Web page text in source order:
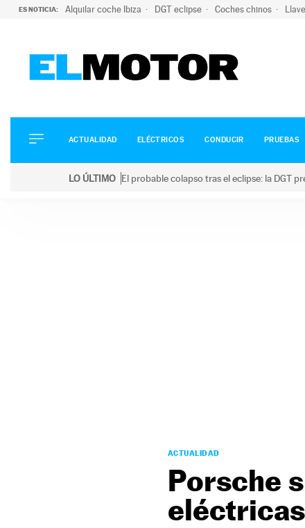
ES NOTICIA: Alquilar coche Ibiza DGT eclipse Coches chinos
ELÉCTRICOS
CONDUCIR
ACTUALIDAD ELÉCTRICOS CONDUCIR PRUEBAS
LO ÚLTIMO El probable colapso tras el eclipse: la DGT
ACTUALIDAD
Porsche
eléctricas